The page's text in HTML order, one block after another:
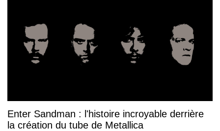
Enter Sandman : l'histoire incroyable derrière
la création du tube de Metallica